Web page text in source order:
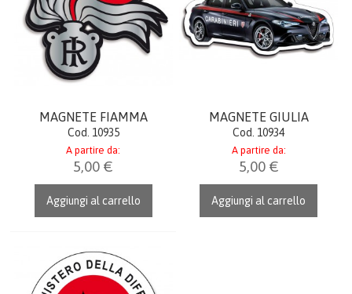
PENNE
TEMPO LIBERO
FERMACARTE
COME ACQUISTARE
CONTATTI
AIUTO
MAGNETE FIAMMA
Cod. 10935
A partire da:
5,00 €
Aggiungi al carrello
MAGNETE GIULIA
Cod. 10934
A partire da:
5,00 €
Aggiungi al carrello